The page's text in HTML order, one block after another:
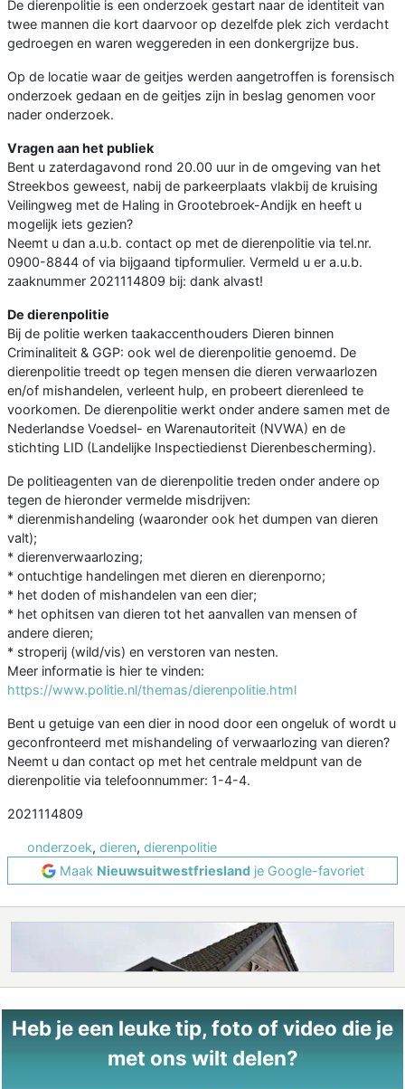
De dierenpolitie is een onderzoek gestart naar de identiteit van
twee mannen die kort daarvoor op dezelfde plek zich verdacht
gedroegen en waren weggereden in een donkergrijze bus.
Op de locatie waar de geitjes werden aangetroffen is forensisch
onderzoek gedaan en de geitjes zijn in beslag genomen voor
nader onderzoek.
Vragen aan het publiek
Bent u zaterdagavond rond 20.00 uur in de omgeving van het
Streekbos geweest, nabij de parkeerplaats vlakbij de kruising
Veilingweg met de Haling in Grootebroek-Andijk en heeft u
mogelijk iets gezien?
Neemt u dan a.u.b. contact op met de dierenpolitie via tel.nr.
0900-8844 of via bijgaand tipformulier. Vermeld u er a.u.b.
zaaknummer 2021114809 bij: dank alvast!
De dierenpolitie
Bij de politie werken taakaccenthouders Dieren binnen
Criminaliteit & GGP: ook wel de dierenpolitie genoemd. De
dierenpolitie treedt op tegen mensen die dieren verwaarlozen
en/of mishandelen, verleent hulp, en probeert dierenleed te
voorkomen. De dierenpolitie werkt onder andere samen met de
Nederlandse Voedsel- en Warenautoriteit (NVWA) en de
stichting LID (Landelijke Inspectiedienst Dierenbescherming).
De politieagenten van de dierenpolitie treden onder andere op
tegen de hieronder vermelde misdrijven:
* dierenmishandeling (waaronder ook het dumpen van dieren
valt);
* dierenverwaarlozing;
* ontuchtige handelingen met dieren en dierenporno;
* het doden of mishandelen van een dier;
* het ophitsen van dieren tot het aanvallen van mensen of
andere dieren;
* stroperij (wild/vis) en verstoren van nesten.
Meer informatie is hier te vinden:
https://www.politie.nl/themas/dierenpolitie.html
Bent u getuige van een dier in nood door een ongeluk of wordt u
geconfronteerd met mishandeling of verwaarlozing van dieren?
Neemt u dan contact op met het centrale meldpunt van de
dierenpolitie via telefoonnummer: 1-4-4.
2021114809
onderzoek, dieren, dierenpolitie
Maak Nieuwsuitwestfrieslandje Google-favoriet
Heb je een leuke tip, foto of video die je
met ons wilt delen?